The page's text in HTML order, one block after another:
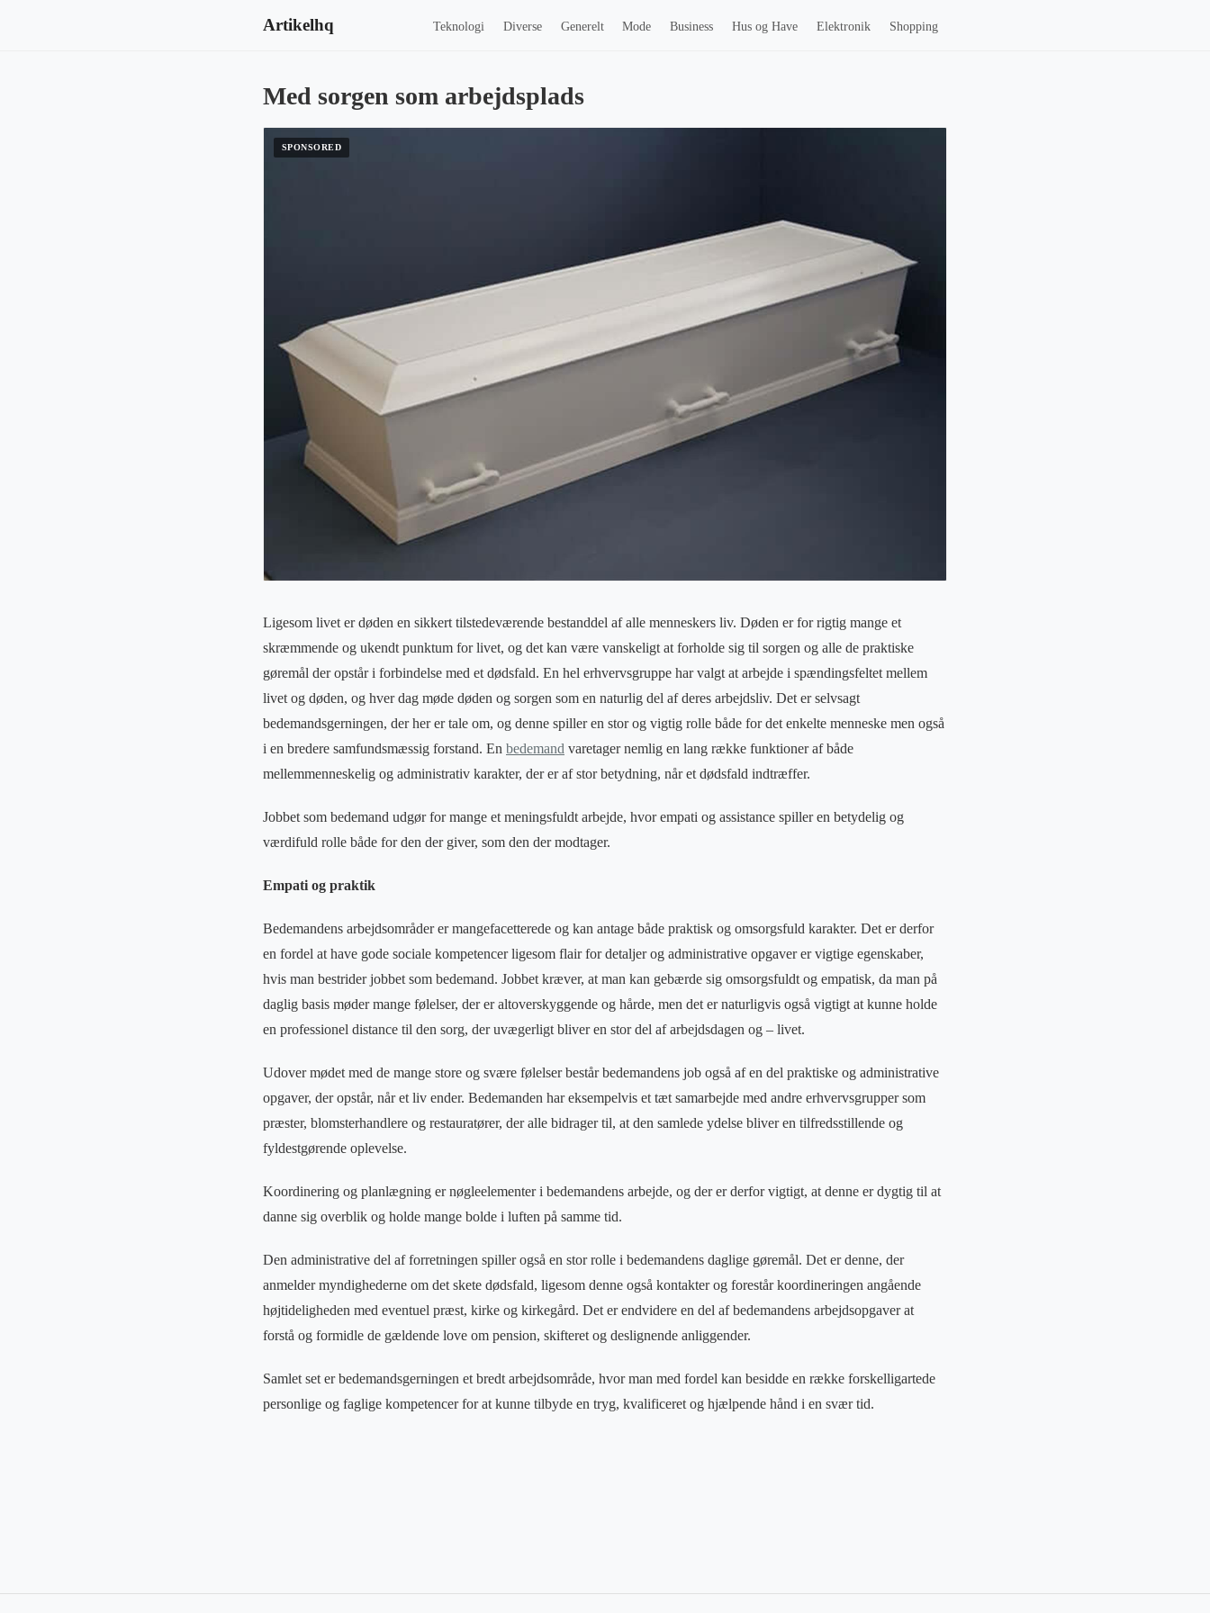
Artikelhq Teknologi Diverse Generelt Mode Business Hus og Have Elektronik Shopping
Med sorgen som arbejdsplads
Ligesom livet er døden en sikkert tilstedeværende bestanddel af alle menneskers liv. Døden er for rigtig mange et
skræmmende og ukendt punktum for livet, og det kan være vanskeligt at forholde sig til sorgen og alle de praktiske
gøremål der opstår i forbindelse med et dødsfald. En hel erhvervsgruppe har valgt at arbejde i spændingsfeltet mellem
livet og døden, og hver dag møde døden og sorgen som en naturlig del af deres arbejdsliv. Det er selvsagt
bedemandsgerningen, der her er tale om, og denne spiller en stor og vigtig rolle både for det enkelte menneske men også
i en bredere samfundsmæssig forstand. En bedemand varetager nemlig en lang række funktioner af både
mellemmenneskelig og administrativ karakter, der er af stor betydning, når et dødsfald indtræffer.
Jobbet som bedemand udgør for mange et meningsfuldt arbejde, hvor empati og assistance spiller en betydelig og
værdifuld rolle både for den der giver, som den der modtager.
Empati og praktik
Bedemandens arbejdsområder er mangefacetterede og kan antage både praktisk og omsorgsfuld karakter. Det er derfor
en fordel at have gode sociale kompetencer ligesom flair for detaljer og administrative opgaver er vigtige egenskaber,
hvis man bestrider jobbet som bedemand. Jobbet kræver, at man kan gebærde sig omsorgsfuldt og empatisk, da man på
daglig basis møder mange følelser, der er altoverskyggende og hårde, men det er naturligvis også vigtigt at kunne holde
en professionel distance til den sorg, der uvægerligt bliver en stor del af arbejdsdagen og – livet.
Udover mødet med de mange store og svære følelser består bedemandens job også af en del praktiske og administrative
opgaver, der opstår, når et liv ender. Bedemanden har eksempelvis et tæt samarbejde med andre erhvervsgrupper som
præster, blomsterhandlere og restauratører, der alle bidrager til, at den samlede ydelse bliver en tilfredsstillende og
fyldestgørende oplevelse.
Koordinering og planlægning er nøgleelementer i bedemandens arbejde, og der er derfor vigtigt, at denne er dygtig til at
danne sig overblik og holde mange bolde i luften på samme tid.
Den administrative del af forretningen spiller også en stor rolle i bedemandens daglige gøremål. Det er denne, der
anmelder myndighederne om det skete dødsfald, ligesom denne også kontakter og forestår koordineringen angående
højtideligheden med eventuel præst, kirke og kirkegård. Det er endvidere en del af bedemandens arbejdsopgaver at
forstå og formidle de gældende love om pension, skifteret og deslignende anliggender.
Samlet set er bedemandsgerningen et bredt arbejdsområde, hvor man med fordel kan besidde en række forskelligartede
personlige og faglige kompetencer for at kunne tilbyde en tryg, kvalificeret og hjælpende hånd i en svær tid.